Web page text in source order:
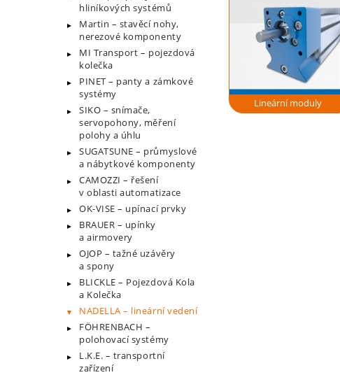
hliníkových systémů
Martin – stavěcí nohy,
nerezové komponenty
MI Transport – pojezdová
kolečka
PINET – panty a zámkové
systémy
SIKO – snímače,
servopohony, měření
polohy a úhlu
SUGATSUNE – průmyslové
a nábytkové komponenty
CAMOZZI – řešení
v oblasti automatizace
OK-VISE – upínací prvky
BRAUER – upínky
a airmovery
OJOP – tažné uzávěry
a spony
BLICKLE – Pojezdová Kola
a Kolečka
NADELLA – lineární vedení
FÖHRENBACH –
polohovací systémy
L.K.E. – transportní
zařízení
Lineární moduly